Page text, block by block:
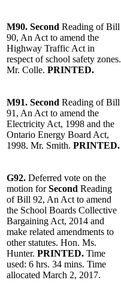
M90. Second Reading of Bill
90, An Act to amend the
Highway Traffic Act in
respect of school safety zones.
Mr. Colle. PRINTED.
M91. Second Reading of Bill
91, An Act to amend the
Electricity Act, 1998 and the
Ontario Energy Board Act,
1998. Mr. Smith. PRINTED.
G92. Deferred vote on the
motion forSecond Reading
of Bill 92, An Act to amend
the School Boards Collective
Bargaining Act, 2014 and
make related amendments to
other statutes. Hon. Ms.
Hunter. PRINTED. Time
used: 6 hrs. 34 mins. Time
allocated March 2, 2017.